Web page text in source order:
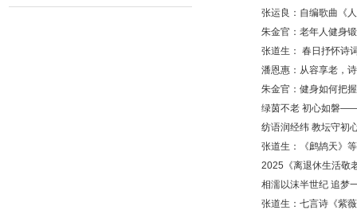
张运良：自编歌曲《
朱金官：老年人健身
张道生： 春日抒怀诗
潘恩惠：从容享老，
朱金官：健身如何把握
绿茵不老 初心如磐
纺语润经纬 教坛守初
张道生：《鹧鸪天》
2025《离退休生活敬
相濡以沫半世纪 追梦
张道生：七言诗《紫